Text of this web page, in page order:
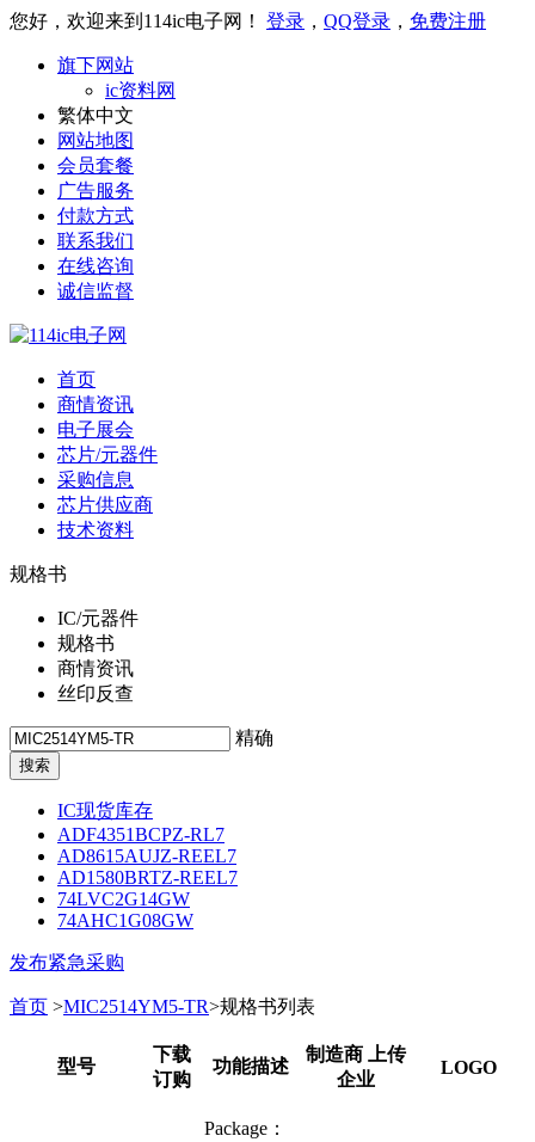
您好，欢迎来到114ic电子网！ 登录 ， QQ登录 ， 免费注册
旗下网站
ic资料网
繁体中文
网站地图
会员套餐
广告服务
付款方式
联系我们
在线咨询
诚信监督
首页
商情资讯
电子展会
芯片/元器件
采购信息
芯片供应商
技术资料
规格书
IC/元器件
规格书
商情资讯
丝印反查
精确
IC现货库存
ADF4351BCPZ-RL7
AD8615AUJZ-REEL7
AD1580BRTZ-REEL7
74LVC2G14GW
74AHC1G08GW
发布紧急采购
首页 >MIC2514YM5-TR>规格书列表
型号
下载
订购
功能描述
制造商 上传
企业
LOGO
Package：